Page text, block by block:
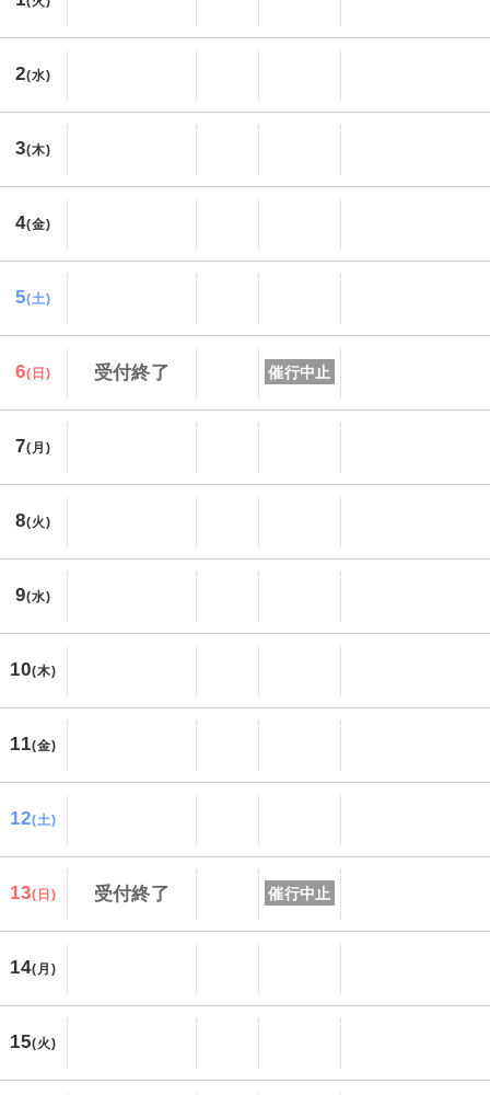
2(水)
3(木)
4(金)
5(土)
6(日) 受付終了 催行中止
7(月)
8(火)
9(水)
10(木)
11(金)
12(土)
13(日) 受付終了 催行中止
14(月)
15(火)